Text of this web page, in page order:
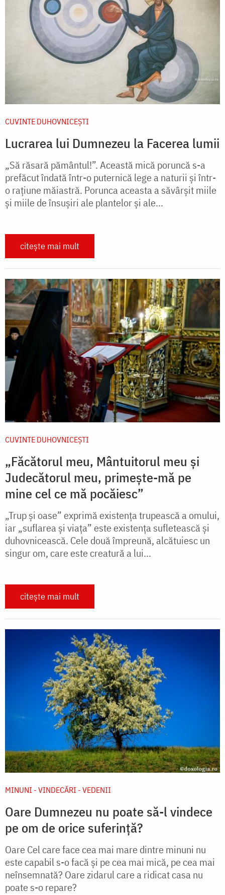
CUVINTE DUHOVNICEȘTI
Lucrarea lui Dumnezeu la Facerea lumii
„Să răsară pământul!”. Această mică poruncă s-a
prefăcut îndată într-o puternică lege a naturii și într-
o rațiune măiastră. Porunca aceasta a săvârșit miile
și miile de însușiri ale plantelor și ale...
citește mai mult
CUVINTE DUHOVNICEȘTI
„Făcătorul meu, Mântuitorul meu și
Judecătorul meu, primește-mă pe
mine cel ce mă pocăiesc”
„Trup și oase” exprimă existența trupească a omului,
iar „suflarea și viața” este existența sufletească și
duhovnicească. Cele două împreună, alcătuiesc un
singur om, care este creatură a lui...
citește mai mult
MINUNI - VINDECĂRI - VEDENII
Oare Dumnezeu nu poate să-l vindece
pe om de orice suferință?
Oare Cel care face cea mai mare dintre minuni nu
este capabil s-o facă și pe cea mai mică, pe cea mai
neînsemnată? Oare zidarul care a ridicat casa nu
poate s-o repare?